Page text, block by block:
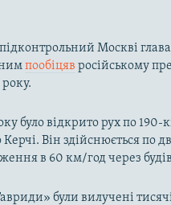
Москві
пообіцяв російському
було відкрито рух по 190-
Він здійснюється по
в 60 км/год через
були вилучені